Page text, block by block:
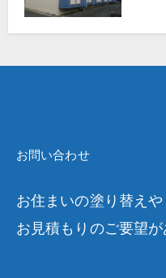
お問い合わせ
お住まいの塗り替え
お見積もりのご要望